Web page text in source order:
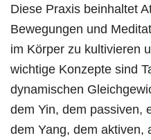
Diese Praxis beinhaltet
Bewegungen und
im Körper zu kultivieren
wichtige Konzepte sind
dynamischen
dem Yin, dem passiven,
dem Yang, dem aktiven,